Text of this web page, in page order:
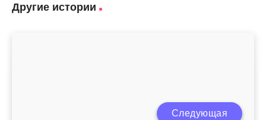
Другие истории
Как воспитать ребенка счастливымСледующая